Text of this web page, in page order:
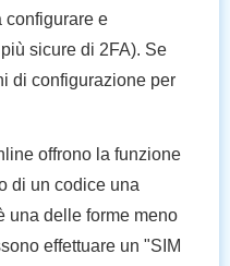
configurare e
sicure di 2FA). Se
di configurazione per
offrono la funzione
di un codice una
una delle forme meno
effettuare un "SIM